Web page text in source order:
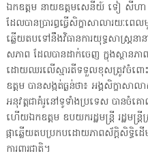
ឯកឧត្តម នាយឧត្តមសេនីយ៍ ទៀ សីហា ប
ដែលបានប្រារព្ធធ្វើសិក្ខាសាលារយៈព
ឆ្លើយតបទៅនឹងវិធានការយុទ្ធសាស្ត្រនា
សភាព ដែលបានដាក់ចេញ ក្នុងស្ថានភា
ដោយឈរលើស្មារតីទទួលខុសត្រូវចំពោ
ឧត្តម បានសង្កត់ធ្ងន់ថា៖ អង្គសិក្ខាសា
អនុវត្តជាគំរូនៅទូទាំងប្រទេស បាន
ហើយឯកឧត្តម ឧបយករដ្ឋមន្រ្តី រដ្ឋមន្រ្
ផ្កាឆ្លើយតបប្រកបដោយភាពស័ក្ដិសិទ្ធិដ
ការពារជាតិ។